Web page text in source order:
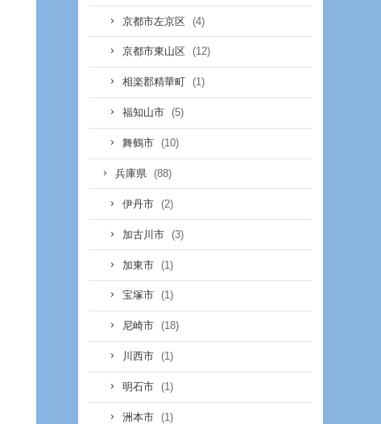
京都市左京区 (4)
京都市東山区 (12)
相楽郡精華町 (1)
福知山市 (5)
舞鶴市 (10)
兵庫県 (88)
伊丹市 (2)
加古川市 (3)
加東市 (1)
宝塚市 (1)
尼崎市 (18)
川西市 (1)
明石市 (1)
洲本市 (1)